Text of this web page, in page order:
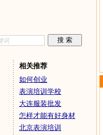
相关推荐
如何创业
表演培训学校
大连服装批发
怎样才能有好身材
北京表演培训